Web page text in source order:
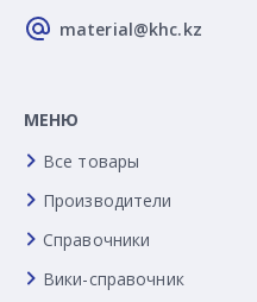
material@khc.kz
МЕНЮ
Все товары
Производители
Справочники
Вики-справочник